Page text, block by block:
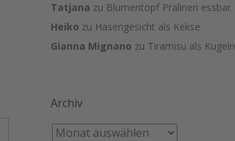
Tatjana zu Blumentopf Pralinen essbar
Heiko zu Hasengesicht als Kekse
Gianna Mignano zu Tiramisu als Kugeln
Archiv